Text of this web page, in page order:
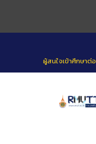
ผู้สนใจเข้าศึกษาต่อ